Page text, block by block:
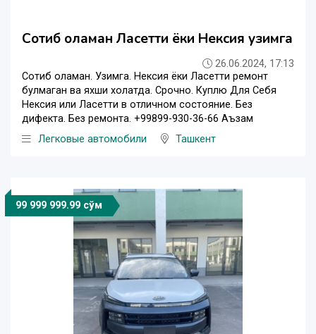
Сотиб оламан Ласетти ёки Нексия узимга
26.06.2024, 17:13
Сотиб оламан. Узимга. Нексия ёки Ласетти ремонт
булмаган ва яхши холатда. Срочно. Куплю Для Себя
Нексия или Ласетти в отличном состояние. Без
дифекта. Без ремонта. +99899-930-36-66 Аъзам
Легковые автомобили
Ташкент
99 999 999.99 сўм